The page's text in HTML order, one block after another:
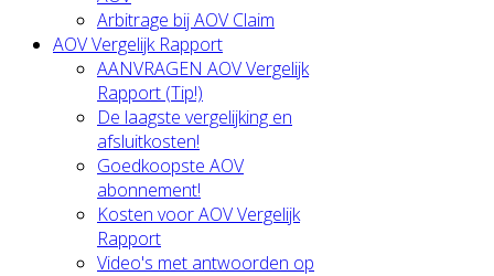
Arbitrage bij AOV Claim
AOV Vergelijk Rapport
AANVRAGEN AOV Vergelijk
Rapport (Tip!)
De laagste vergelijking en
afsluitkosten!
Goedkoopste AOV
abonnement!
Kosten voor AOV Vergelijk
Rapport
Video's met antwoorden op